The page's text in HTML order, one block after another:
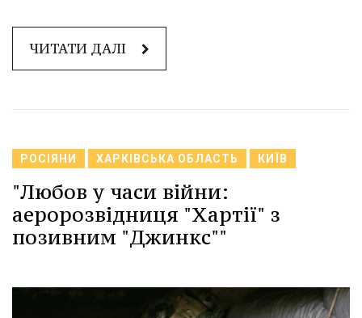
ЧИТАТИ ДАЛІ
РОСІЯНИ ХАРКІВСЬКА ОБЛАСТЬ КИЇВ
"Любов у часи війни:
аеророзвідниця "Хартії" з
позивним "Джинкс""